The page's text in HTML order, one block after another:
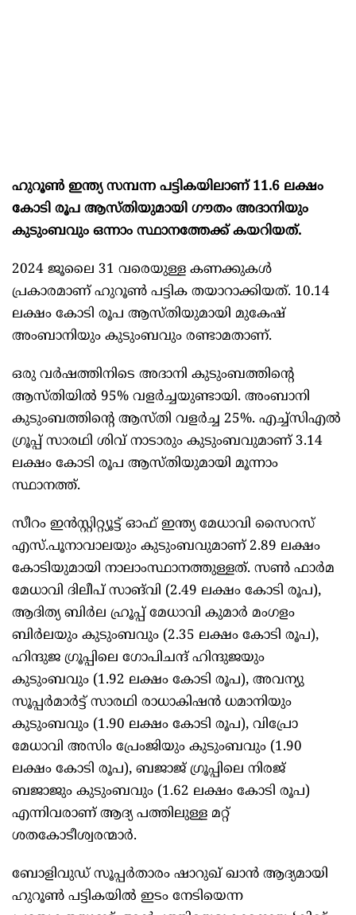
ഹുറൂൺ ഇന്ത്യ സമ്പന്ന പട്ടികയിലാണ് 11.6 ലക്ഷം
കോടി രൂപ ആസ്തിയുമായി ഗൗതം അദാനിയും
കുടുംബവും ഒന്നാം സ്ഥാനത്തേക്ക് കയറിയത്.
2024 ജൂലൈ 31 വരെയുള്ള കണക്കുകൾ‍
പ്രകാരമാണ് ഹുറൂൺ പട്ടിക തയാറാക്കിയത്. 10.14
ലക്ഷം കോടി രൂപ ആസ്തിയുമായി മുകേഷ്
അംബാനിയും കുടുംബവും രണ്ടാമതാണ്.
ഒരു വർഷത്തിനിടെ അദാനി കുടുംബത്തിന്റെ
ആസ്തിയിൽ 95% വളർച്ചയുണ്ടായി. അംബാനി
കുടുംബത്തിന്റെ ആസ്തി വളർച്ച 25%. എച്ച്സിഎൽ
ഗ്രൂപ്പ് സാരഥി ശിവ് നാടാരും കുടുംബവുമാണ് 3.14
ലക്ഷം കോടി രൂപ ആസ്തിയുമായി മൂന്നാം
സ്ഥാനത്ത്.
സീറം ഇൻസ്റ്റിറ്റ്യൂട്ട് ഓഫ് ഇന്ത്യ മേധാവി സൈറസ്
എസ്.പൂനാവാലയും കുടുംബവുമാണ് 2.89 ലക്ഷം
കോടിയുമായി നാലാംസ്ഥാനത്തുള്ളത്. സൺ ഫാർമ
മേധാവി ദിലീപ് സാങ്‍വി (2.49 ലക്ഷം കോടി രൂപ),
ആദിത്യ ബിർല ഹ്രൂപ്പ് മേധാവി കുമാർ മംഗളം
ബിർലയും കുടുംബവും (2.35 ലക്ഷം കോടി രൂപ),
ഹിന്ദുജ ഗ്രൂപ്പിലെ ഗോപിചന്ദ് ഹിന്ദുജയും
കുടുംബവും (1.92 ലക്ഷം കോടി രൂപ), അവന്യു
സൂപ്പർമാർട്ട് സാരഥി രാധാകിഷൻ ധമാനിയും
കുടുംബവും (1.90 ലക്ഷം കോടി രൂപ), വിപ്രോ
മേധാവി അസിം പ്രേംജിയും കുടുംബവും (1.90
ലക്ഷം കോടി രൂപ), ബജാജ് ഗ്രൂപ്പിലെ നിരജ്
ബജാജും കുടുംബവും (1.62 ലക്ഷം കോടി രൂപ)
എന്നിവരാണ് ആദ്യ പത്തിലുള്ള മറ്റ്
ശതകോടീശ്വരന്മാർ.
ബോളിവുഡ് സൂപ്പർതാരം ഷാറുഖ് ഖാൻ ആദ്യമായി
ഹുറൂൺ പട്ടികയിൽ ഇടം നേടിയെന്ന